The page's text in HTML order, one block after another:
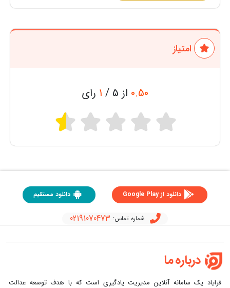
امتیاز
0.50 از 5 / 1 رای
دانلود از Google Play دانلود مستقیم
شماره تماس: 02191070473
درباره ما
فرایاد یک سامانه آنلاین مدیریت یادگیری است که با هدف توسعه عدالت